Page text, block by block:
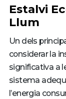
Estalvi
Llum
Un dels
considerar la
significativa a
sistema
l’energia